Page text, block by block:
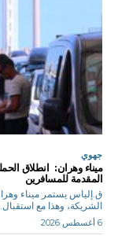
جهوي
ميناء وهران: انطلاق
المقدمة للمسافرين
ق.إلياس يستمر
الشريكة، وهذا مع
6 أغسطس 2026